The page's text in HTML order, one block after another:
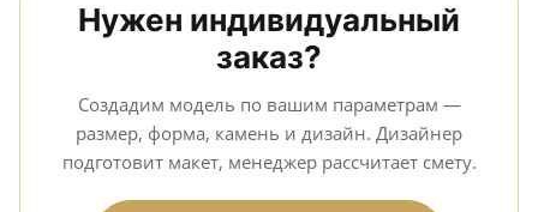
Нужен индивидуальный
заказ?
Создадим модель по вашим параметрам —
размер, форма, камень и дизайн. Дизайнер
подготовит макет, менеджер рассчитает смету.